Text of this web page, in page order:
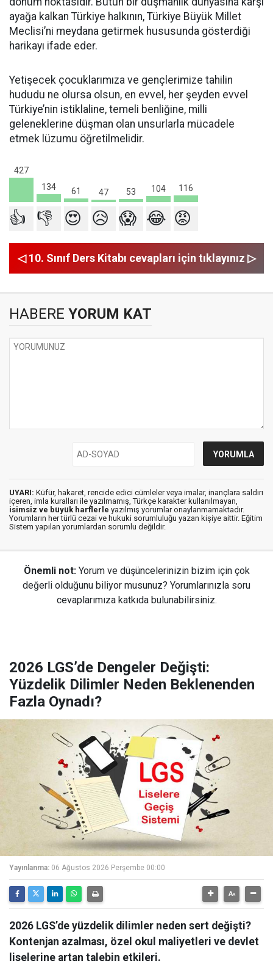
ayağa kalkan Türkiye halkının, Türkiye Büyük Millet
Meclisi’ni meydana getirmek hususunda gösterdiği
harikayı ifade eder.
Yetişecek çocuklarımıza ve gençlerimize tahilin
hududu ne olursa olsun, en evvel, her şeyden evvel
Türkiye’nin istiklaline, temeli benliğine, milli
geleneklerine düşman olan unsurlarla mücadele
etmek lüzumu öğretilmelidir.
427
134
61 47 53 104 116
👍 👎 😍 😥 😱 😂 😡
◁ 10. Sınıf Ders Kitabı cevapları için tıklayınız ▷
HABERE YORUM KAT
UYARI: Küfür, hakaret, rencide edici cümleler veya imalar, inançlara saldırı
içeren, imla kuralları ile yazılmamış, Türkçe karakter kullanılmayan,
isimsiz ve büyük harflerle yazılmış yorumlar onaylanmamaktadır.
Yorumların her türlü cezai ve hukuki sorumluluğu yazan kişiye aittir. Eğitim
Sistem yapılan yorumlardan sorumlu değildir.
Önemli not: Yorum ve düşüncelerinizin bizim için çok
değerli olduğunu biliyor musunuz? Yorumlarınızla soru
cevaplarımıza katkıda bulunabilirsiniz.
2026 LGS’de Dengeler Değişti:
Yüzdelik Dilimler Neden Beklenenden
Fazla Oynadı?
Yayınlanma: 06 Ağustos 2026 Perşembe 00:00
2026 LGS’de yüzdelik dilimler neden sert değişti?
Kontenjan azalması, özel okul maliyetleri ve devlet
liselerine artan talebin etkileri.